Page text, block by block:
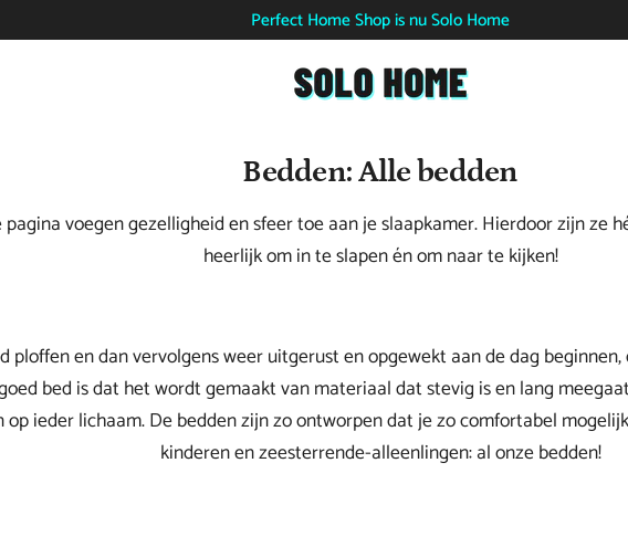
Perfect Home Shop is nu Solo Home
Bedden: Alle bedden
pagina voegen gezelligheid en sfeer toe aan je slaapkamer. Hierdoor zijn ze
heerlijk om in te slapen én om naar te kijken!
ploffen en dan vervolgens weer uitgerust en opgewekt aan de dag
bed is dat het wordt gemaakt van materiaal dat stevig is en lang
ieder lichaam. De bedden zijn zo ontworpen dat je zo comfortabel
kinderen en zeesterrende-alleenlingen: al onze bedden!